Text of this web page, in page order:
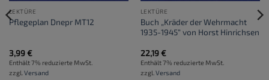
LEKTÜRE
Pflegeplan Dnepr MT12
3,99€
Enthält 7% reduzierte MwSt.
zzgl. Versand
LEKTÜRE
Buch „Kräder der Wehrmacht
1935-1945“ von Horst Hinrichsen
22,19€
Enthält 7% reduzierte MwSt.
zzgl. Versand